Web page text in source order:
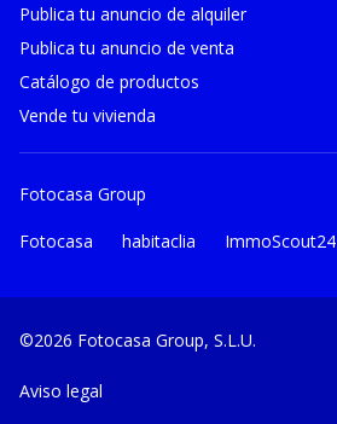
Publica tu anuncio de alquiler
Publica tu anuncio de venta
Catálogo de productos
Vende tu vivienda
Fotocasa Group
Fotocasa habitaclia ImmoScout24
©2026 Fotocasa Group, S.L.U.
Aviso legal